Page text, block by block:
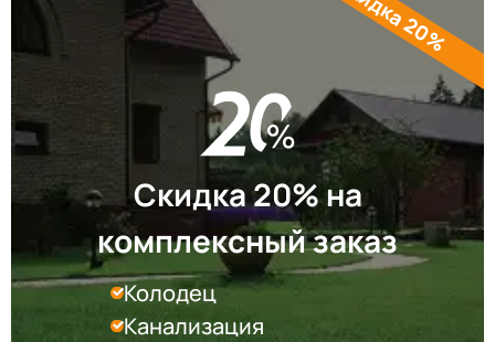
Скидка 20% на
комплексный заказ
Колодец
Канализация